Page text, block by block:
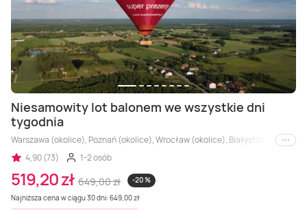
Niesamowity lot balonem we wszystkie dni
tygodnia
Warszawa (okolice), Poznań (okolice), Wrocław (okolice), Białystok
i inne
4,90 (73)
1-2 osób
519,20 zł 649,00 zł
-20 %
Najniższa cena w ciągu 30 dni: 649,00 zł